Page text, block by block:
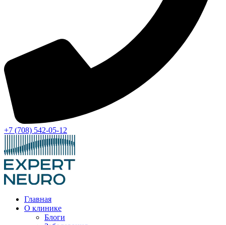
+7 (708) 542-05-12
Главная
О клинике
Блоги